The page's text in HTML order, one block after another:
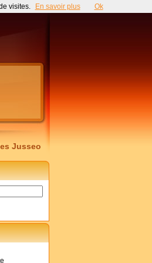
Jusseo
visites. En savoir plus Ok